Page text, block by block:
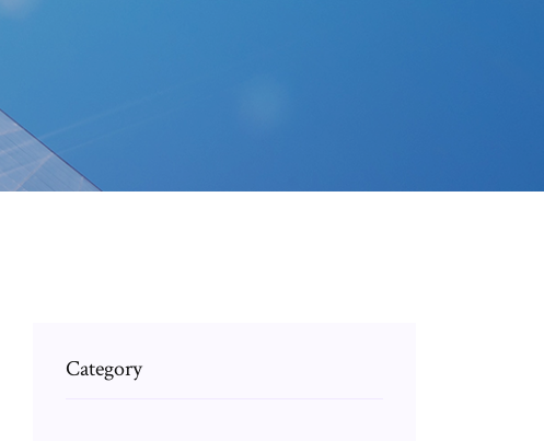
Category